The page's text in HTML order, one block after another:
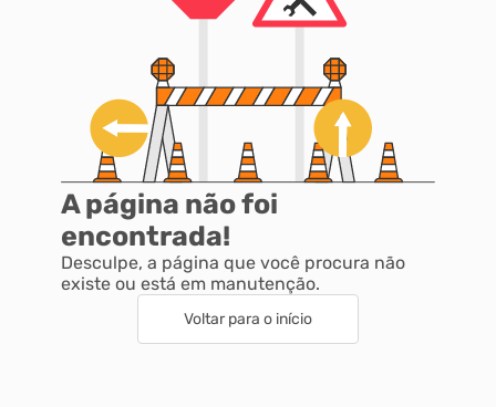
A página não foi
encontrada!
Desculpe, a página que você procura não
existe ou está em manutenção.
Voltar para o início